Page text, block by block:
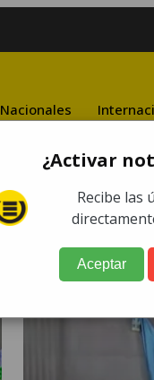
Nacionales
¿Activar
Recibe las
Aceptar